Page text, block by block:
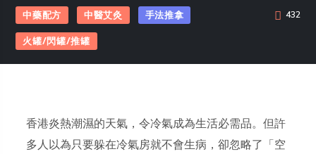
中藥配方 中醫艾灸
手法推拿
火罐/閃罐/推罐
432
香港炎熱潮濕的天氣，令冷氣成為生活必需品。但許
多人以為只要躲在冷氣房就不會生病，卻忽略了「空